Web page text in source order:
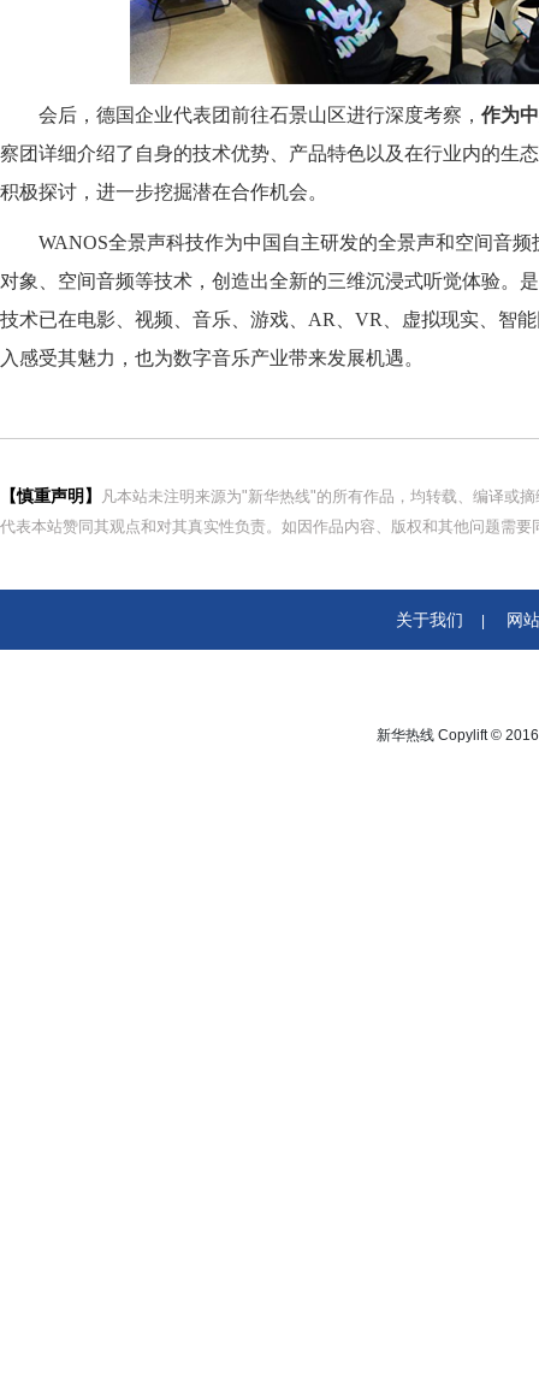
会后，德国企业代表团前往石景山区进行深度考察， 作为
察团详细介绍了自身的技术优势、产品特色以及在行业内的生
积极探讨，进一步挖掘潜在合作机会。
WANOS全景声科技作为中国自主研发的全景声和空间音
对象、空间⾳频等技术，创造出全新的三维沉浸式听觉体验。
技术已在电影、视频、音乐、游戏、AR、VR、虚拟现实、智
入感受其魅力，也为数字音乐产业带来发展机遇。
【慎重声明】
凡本站未注明来源为"新华热线"的所有作品，均转载、编译或
代表本站赞同其观点和对其真实性负责。如因作品内容、版权和其他问题需
关于我们 网
新华热线 Copylift ©